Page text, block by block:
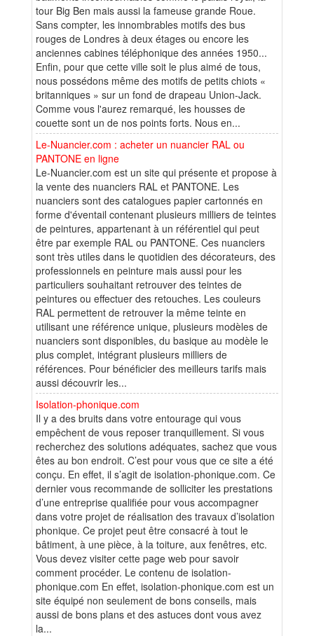
tour Big Ben mais aussi la fameuse grande Roue.
Sans compter, les innombrables motifs des bus
rouges de Londres à deux étages ou encore les
anciennes cabines téléphonique des années 1950...
Enfin, pour que cette ville soit le plus aimé de tous,
nous possédons même des motifs de petits chiots «
britanniques » sur un fond de drapeau Union-Jack.
Comme vous l'aurez remarqué, les housses de
couette sont un de nos points forts. Nous en...
Le-Nuancier.com : acheter un nuancier RAL ou
PANTONE en ligne
Le-Nuancier.com est un site qui présente et propose à
la vente des nuanciers RAL et PANTONE. Les
nuanciers sont des catalogues papier cartonnés en
forme d'éventail contenant plusieurs milliers de teintes
de peintures, appartenant à un référentiel qui peut
être par exemple RAL ou PANTONE. Ces nuanciers
sont très utiles dans le quotidien des décorateurs, des
professionnels en peinture mais aussi pour les
particuliers souhaitant retrouver des teintes de
peintures ou effectuer des retouches. Les couleurs
RAL permettent de retrouver la même teinte en
utilisant une référence unique, plusieurs modèles de
nuanciers sont disponibles, du basique au modèle le
plus complet, intégrant plusieurs milliers de
références. Pour bénéficier des meilleurs tarifs mais
aussi découvrir les...
Isolation-phonique.com
Il y a des bruits dans votre entourage qui vous
empêchent de vous reposer tranquillement. Si vous
recherchez des solutions adéquates, sachez que vous
êtes au bon endroit. C’est pour vous que ce site a été
conçu. En effet, il s’agit de isolation-phonique.com. Ce
dernier vous recommande de solliciter les prestations
d’une entreprise qualifiée pour vous accompagner
dans votre projet de réalisation des travaux d’isolation
phonique. Ce projet peut être consacré à tout le
bâtiment, à une pièce, à la toiture, aux fenêtres, etc.
Vous devez visiter cette page web pour savoir
comment procéder. Le contenu de isolation-
phonique.com En effet, isolation-phonique.com est un
site équipé non seulement de bons conseils, mais
aussi de bons plans et des astuces dont vous avez
la...